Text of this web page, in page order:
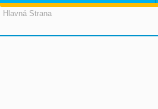
Hlavná Strana